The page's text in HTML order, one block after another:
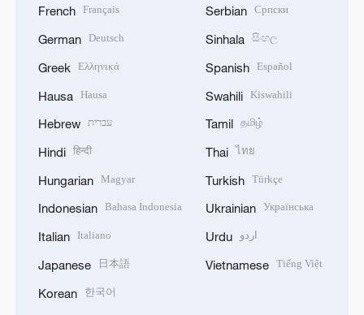
French Français
German Deutsch
Greek Ελληνικά
Hausa Hausa
Hebrew עברית
Hindi हिन्दी
Hungarian Magyar
Indonesian Bahasa Indonesia
Italian Italiano
Japanese 日本語
Korean 한국어
Serbian Српски
Sinhala සිංහල
Spanish Español
Swahili Kiswahili
Tamil தமிழ்
Thai ไทย
Turkish Türkçe
Ukrainian Українська
Urdu اردو
Vietnamese Tiếng Việt